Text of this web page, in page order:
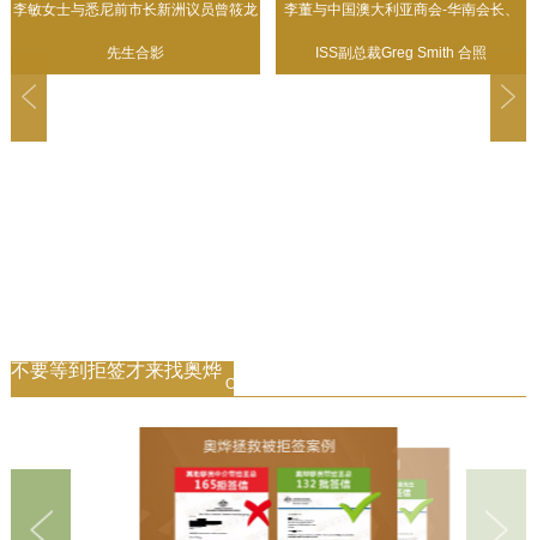
李敏女士与悉尼前市长新洲议员曾筱龙
先生合影
李董与中国澳大利亚商会-华南会长、
ISS副总裁Greg Smith 合照
不要等到拒签才来找奥烨
OTHER AGENCIES REJECTED AOYE